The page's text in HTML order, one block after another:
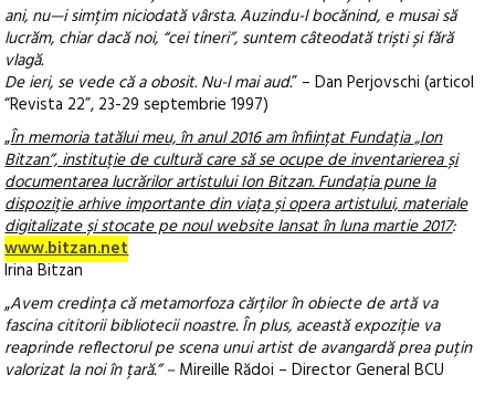
ani, nu—i simțim niciodată vârsta. Auzindu-l bocănind, e musai să
lucrăm, chiar dacă noi, “cei tineri”, suntem câteodată triști și fără
vlagă.
De ieri, se vede că a obosit. Nu-l mai aud.” – Dan Perjovschi (articol
“Revista 22”, 23-29 septembrie 1997)
„În memoria tatălui meu, în anul 2016 am înființat Fundația „Ion
Bitzan”, instituție de cultură care să se ocupe de inventarierea și
documentarea lucrărilor artistului Ion Bitzan. Fundația pune la
dispoziție arhive importante din viața și opera artistului, materiale
digitalizate și stocate pe noul website lansat în luna martie 2017:
www.bitzan.net
Irina Bitzan
„Avem credința că metamorfoza cărților în obiecte de artă va
fascina cititorii bibliotecii noastre. În plus, această expoziție va
reaprinde reflectorul pe scena unui artist de avangardă prea puțin
valorizat la noi în țară.” –Mireille Rădoi – Director General BCU